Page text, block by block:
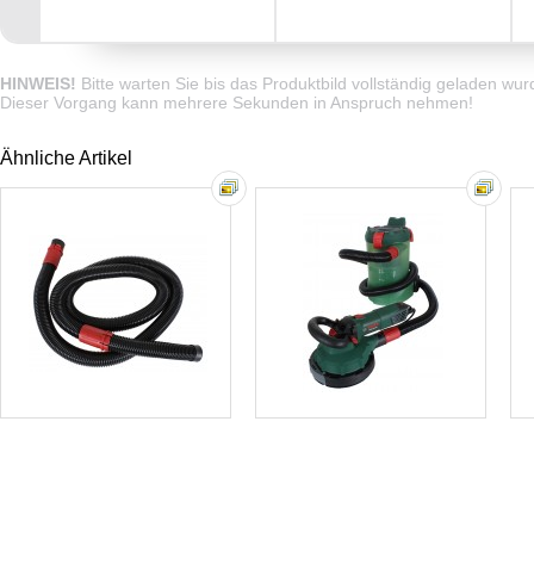
HINWEIS! Bitte warten Sie bis das Produktbild vollständig geladen
Dieser Vorgang kann mehrere Sekunden in Anspruch nehmen!
Ähnliche Artikel